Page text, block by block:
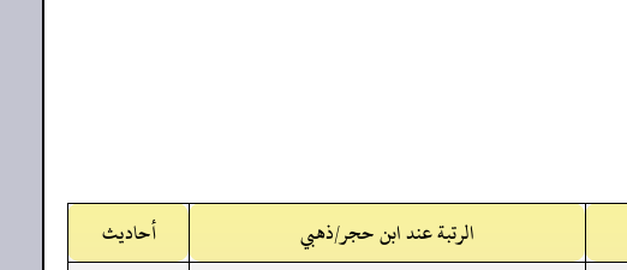
الرتبة عند ابن حجر/ذهبي
أحاديث